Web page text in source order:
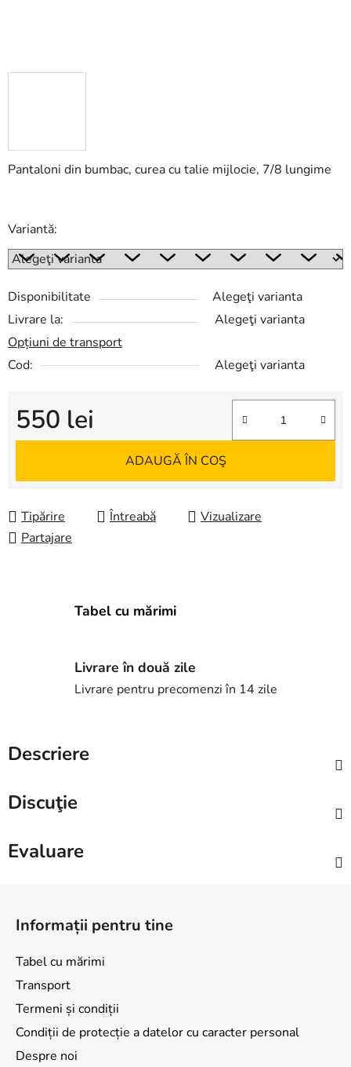
Pantaloni din bumbac, curea cu talie mijlocie, 7/8 lungime
Variantă:
Disponibilitate
Alegeţi varianta
Livrare la:
Alegeţi varianta
Opțiuni de transport
Cod:
Alegeţi varianta
550 lei
Evaluare preţ:
ADAUGĂ ÎN COŞ
Tipărire Întreabă
Vizualizare
Partajare
Tabel cu mărimi
Livrare în două zile
Livrare pentru precomenzi în 14 zile
Descriere
Discuţie
Evaluare
Informații pentru tine
Tabel cu mărimi
Transport
Termeni și condiții
Condiții de protecție a datelor cu caracter personal
Despre noi